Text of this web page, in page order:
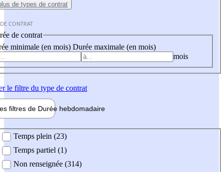
de types de contrat
CONTRAT
de contrat
minimale (en mois) Durée maximale (en mois)
mois
le filtre du type de contrat
filtres de Durée hebdomadaire
Temps plein (23)
Temps partiel (1)
Non renseignée (314)